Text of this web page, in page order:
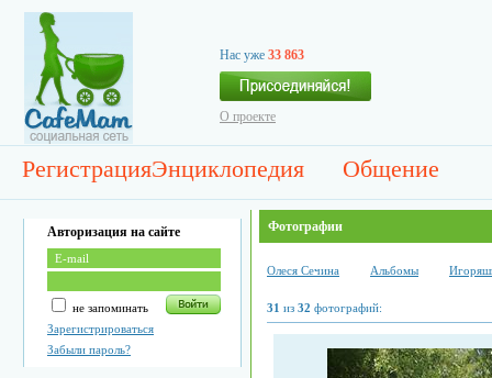
Нас уже 33 863
О проекте
РегистрацияЭнциклопедия Общение
Авторизация на сайте
не запоминать
Зарегистрироваться
Забыли пароль?
Фотографии
Олеся Сечина Альбомы
31 из 32 фотографий: